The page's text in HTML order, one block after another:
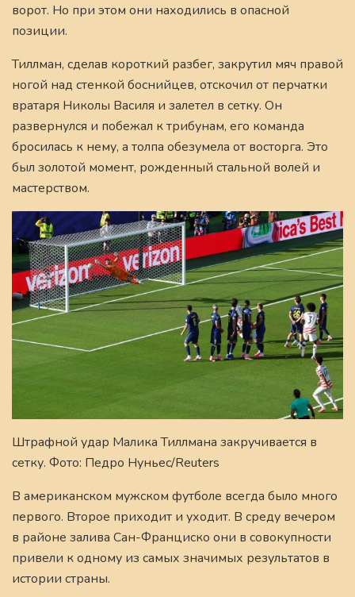
ворот. Но при этом они находились в опасной
позиции.
Тиллман, сделав короткий разбег, закрутил мяч правой
ногой над стенкой боснийцев, отскочил от перчатки
вратаря Николы Василя и залетел в сетку. Он
развернулся и побежал к трибунам, его команда
бросилась к нему, а толпа обезумела от восторга. Это
был золотой момент, рожденный стальной волей и
мастерством.
Штрафной удар Малика Тиллмана закручивается в
сетку. Фото: Педро Нуньес/Reuters
В американском мужском футболе всегда было много
первого. Второе приходит и уходит. В среду вечером
в районе залива Сан-Франциско они в совокупности
привели к одному из самых значимых результатов в
истории страны.